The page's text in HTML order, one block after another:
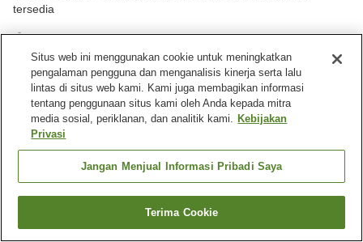
tersedia
Lihat di peta
Sangat baik Ulasan: 750
Fasilitas properti
Tempat parkir
Spa / Salon kecantikan
Mesin penjual otomatis
Kochi Kota Kochi
Cari kamar
Situs web ini menggunakan cookie untuk meningkatkan
pengalaman pengguna dan menganalisis kinerja serta lalu
lintas di situs web kami. Kami juga membagikan informasi
tentang penggunaan situs kami oleh Anda kepada mitra
media sosial, periklanan, dan analitik kami. Kebijakan
Privasi
Jangan Menjual Informasi Pribadi Saya
Terima Cookie